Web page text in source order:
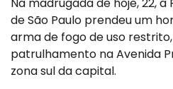
Na madrugada de hoje, 22,
de São Paulo prendeu um
arma de fogo de uso
patrulhamento na Avenida
zona sul da capital.